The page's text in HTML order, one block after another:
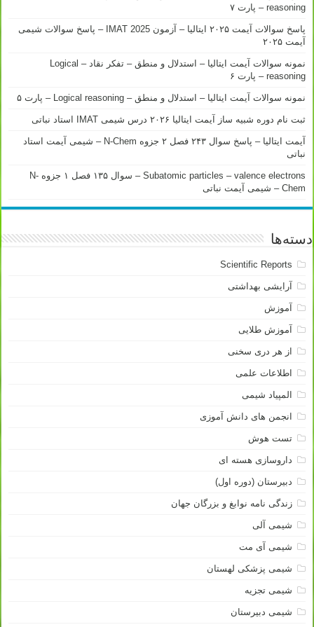
reasoning – پارت ۷
پاسخ سوالات آیمت ۲۰۲۵ ایتالیا – آزمون IMAT 2025 – پاسخ سوالات شیمی
آیمت ۲۰۲۵
نمونه سوالات آیمت ایتالیا – استدلال و منطق – تفکر نقاد – Logical
reasoning – پارت ۶
نمونه سوالات آیمت ایتالیا – استدلال و منطق – Logical reasoning – پارت ۵
ثبت نام دوره شبیه ساز آیمت ایتالیا ۲۰۲۶ درس شیمی IMAT استاد نباتی
آیمت ایتالیا – پاسخ سوال ۲۴۳ فصل ۲ جزوه N-Chem – شیمی آیمت استاد
نباتی
Subatomic particles – valence electrons – سوال ۱۳۵ فصل ۱ جزوه N-
Chem – شیمی آیمت نباتی
دسته‌ها
Scientific Reports
آرایشی بهداشتی
آموزش
آموزش طلایی
از هر دری سخنی
اطلاعات علمی
المپیاد شیمی
انجمن های دانش آموزی
تست هوش
داروسازی هسته ای
دبیرستان (دوره اول)
زندگی نامه نوابغ و بزرگان جهان
شیمی آلی
شیمی آی مت
شیمی پزشکی لهستان
شیمی تجزیه
شیمی دبیرستان